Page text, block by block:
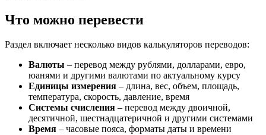
Что можно перевести
Раздел включает несколько видов калькуляторов переводов:
Валюты – перевод между рублями, долларами, евро,
юанями и другими валютами по актуальному курсу
Единицы измерения – длина, вес, объем, площадь,
температура, скорость, давление, время
Системы счисления – перевод между двоичной,
десятичной, шестнадцатеричной и другими системами
Время – часовые пояса, форматы даты и времени